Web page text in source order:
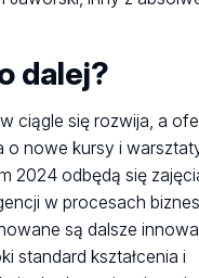
dalej?
ciągle się rozwija, a
o nowe kursy i
2024 odbędą się
w procesach
są dalsze
standard kształcenia i